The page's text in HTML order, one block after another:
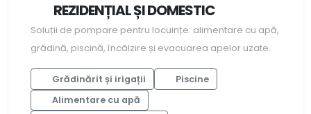
REZIDENȚIAL ȘI DOMESTIC
Soluții de pompare pentru locuințe: alimentare cu apă,
grădină, piscină, încălzire și evacuarea apelor uzate.
Grădinărit și irigații
Piscine
Alimentare cu apă